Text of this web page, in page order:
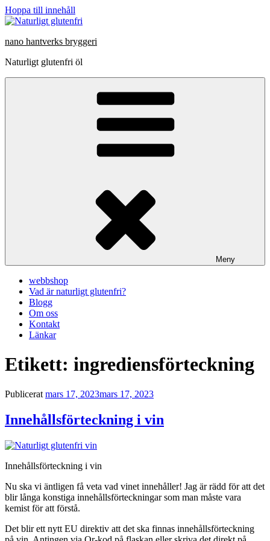
Hoppa till innehåll
nano hantverks bryggeri
Naturligt glutenfri öl
Meny
webbshop
Vad är naturligt glutenfri?
Blogg
Om oss
Kontakt
Länkar
Etikett: ingrediensförteckning
Publicerat mars 17, 2023mars 17, 2023
Innehållsförteckning i vin
Innehållsförteckning i vin
Nu ska vi äntligen få veta vad vinet innehåller! Jag är rädd för att det
blir långa konstiga innehållsförteckningar som man måste vara
kemist för att förstå.
Det blir ett nytt EU direktiv att det ska finnas innehållsförteckning